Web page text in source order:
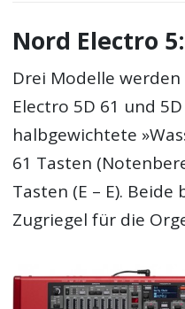
Nord Electro
Drei Modelle
Electro 5D 61 und
halbgewichtete
61 Tasten
Tasten (E – E).
Zugriegel für die